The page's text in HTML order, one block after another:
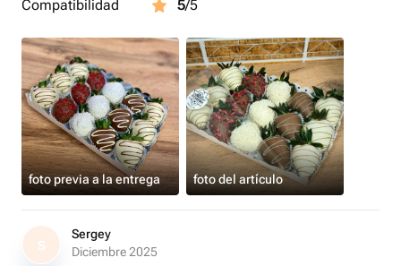
Compatibilidad
5/5
foto previa a la entrega foto del artículo
S
Sergey
Diciembre 2025